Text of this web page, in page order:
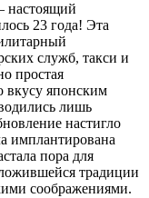
настоящий
23 года! Эта
служб, такси и
простая
вкусу японским
лишь
настигло
имплантирована
пора для
традиции
соображениями.